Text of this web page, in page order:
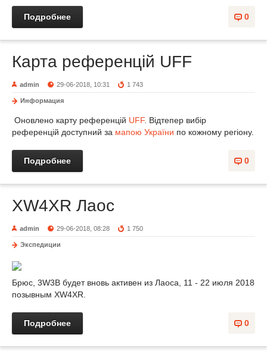
0
Подробнее
Карта референцій UFF
admin 29-06-2018, 10:31 1 743
Информация
Оновлено карту референцій UFF. Відтепер вибір
референцій доступний за мапою України по кожному регіону.
0
Подробнее
XW4XR Лаос
admin 29-06-2018, 08:28 1 750
Экспедиции
Брюс, 3W3B будет вновь активен из Лаоса, 11 - 22 июля 2018
позывным XW4XR.
0
Подробнее